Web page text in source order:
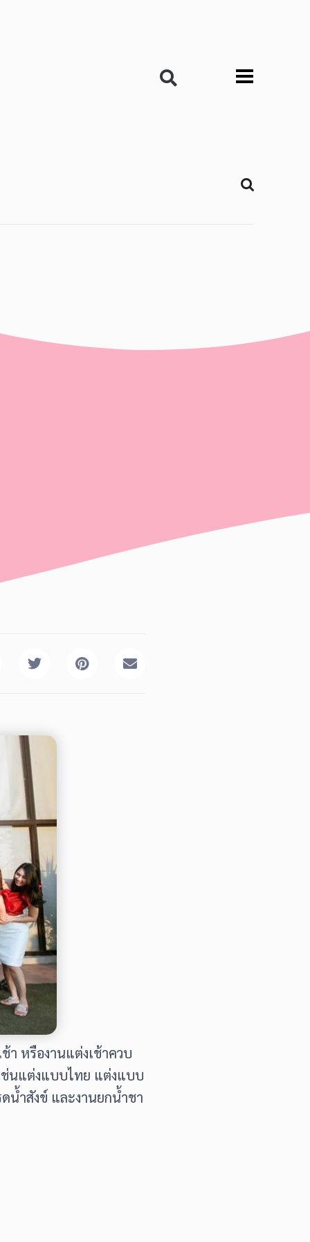
า หรืองานแต่งเช้าควบ
ช่นแต่งแบบไทย แต่งแบบ
ำสังข์ และงานยกน้ำชา